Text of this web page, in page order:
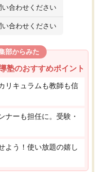
い合わせください
い合わせください
部からみた
塾のおすすめポイント
リキュラムも教師も信
ナーも担任に。受験・
よう！使い放題の嬉し